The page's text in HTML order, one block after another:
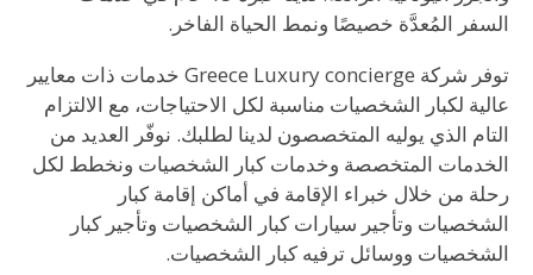
السفر المُعدَّة خصيصًا ونمط الحياة الفاخر.
توفر شركة Greece Luxury concierge خدمات ذات معايير
عالية لكبار الشخصيات مناسبة لكل الاحتياجات، مع الالتزام
التام الذي يوليه المتخصصون لدينا لطلبك. نوفّر العديد من
الخدمات المتخصصة وخدمات كبار الشخصيات ونخطط لكل
رحلة من خلال خبراء الإقامة في أماكن إقامة كبار
الشخصيات وتأجير سيارات كبار الشخصيات وتأجير كبار
الشخصيات ووسائل ترفيه كبار الشخصيات.